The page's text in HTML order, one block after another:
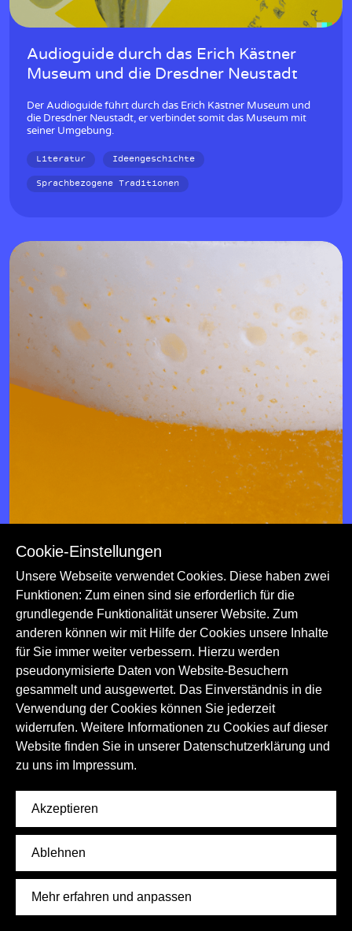
Audioguide durch das Erich Kästner
Museum und die Dresdner Neustadt
Der Audioguide führt durch das Erich Kästner Museum und
die Dresdner Neustadt, er verbindet somit das Museum mit
seiner Umgebung.
Literatur
Ideengeschichte
Sprachbezogene Traditionen
Audioguide zur Handwerksgeschichte
und Herstellung von Bier und Brot
Der Audioguide gibt vertiefende Einblicke in die
Handwerksgeschichte und Herstellung von Bier.
Brauereiwesen Bäckereiwesen
Handwerk
Rohstoffe
Alltagskultur
Landwirtschaft
Genussmittel
Bräuche, Rituale und Feste
Sprachbezogene Traditionen
Handwerk und Techniken
Cookie-Einstellungen
Unsere Webseite verwendet Cookies. Diese haben zwei
Funktionen: Zum einen sind sie erforderlich für die
grundlegende Funktionalität unserer Website. Zum
anderen können wir mit Hilfe der Cookies unsere Inhalte
für Sie immer weiter verbessern. Hierzu werden
pseudonymisierte Daten von Website-Besuchern
gesammelt und ausgewertet. Das Einverständnis in die
Verwendung der Cookies können Sie jederzeit
widerrufen. Weitere Informationen zu Cookies auf dieser
Website finden Sie in unserer Datenschutzerklärung und
zu uns im Impressum.
Akzeptieren
Ablehnen
Mehr erfahren und anpassen